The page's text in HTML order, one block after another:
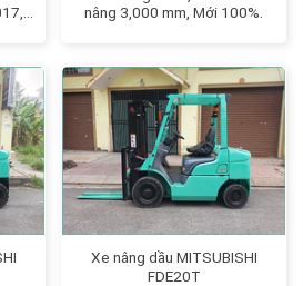
nâng 3,000 mm, Mới 100%.
Xe nâng dầu MITSUBISHI
FDE20T